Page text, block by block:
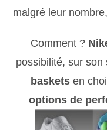
malgré leur
Comment ?
possibilité, sur
basketsen
options de